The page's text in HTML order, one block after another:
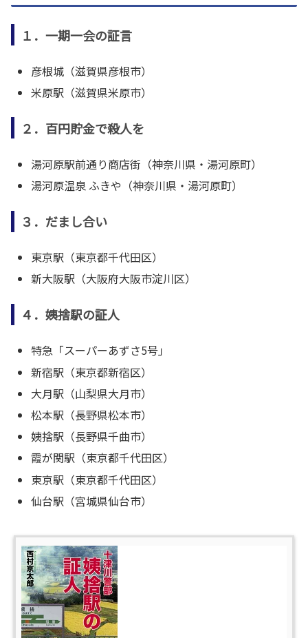
１．一期一会の証言
彦根城（滋賀県彦根市）
米原駅（滋賀県米原市）
２．百円貯金で殺人を
湯河原駅前通り商店街（神奈川県・湯河原町）
湯河原温泉 ふきや（神奈川県・湯河原町）
３．だまし合い
東京駅（東京都千代田区）
新大阪駅（大阪府大阪市淀川区）
４．姨捨駅の証人
特急「スーパーあずさ5号」
新宿駅（東京都新宿区）
大月駅（山梨県大月市）
松本駅（長野県松本市）
姨捨駅（長野県千曲市）
霞が関駅（東京都千代田区）
東京駅（東京都千代田区）
仙台駅（宮城県仙台市）